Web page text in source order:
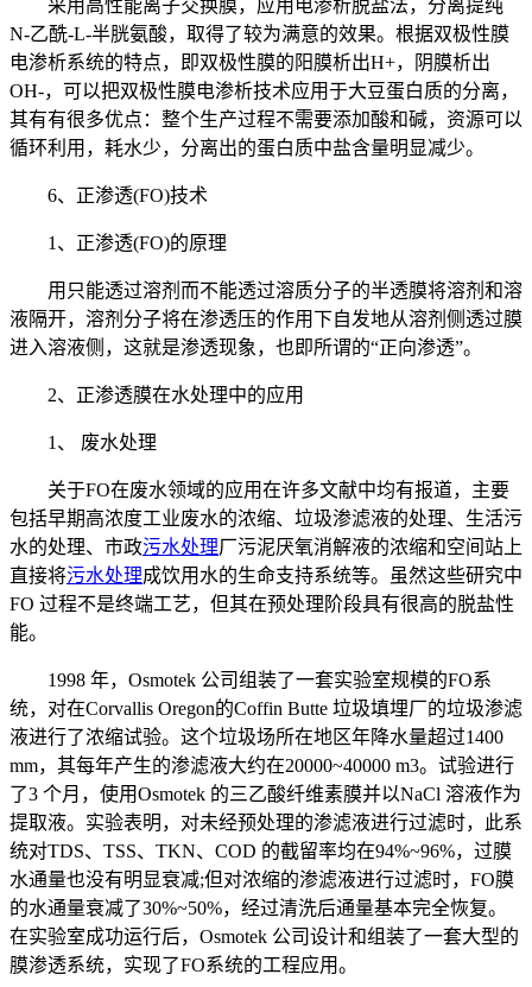
采用高性能离子交换膜，应用电渗析脱盐法，分离提纯
N-乙酰-L-半胱氨酸，取得了较为满意的效果。根据双极性膜
电渗析系统的特点，即双极性膜的阳膜析出H+，阴膜析出
OH-，可以把双极性膜电渗析技术应用于大豆蛋白质的分离，
其有有很多优点：整个生产过程不需要添加酸和碱，资源可以
循环利用，耗水少，分离出的蛋白质中盐含量明显减少。
6、正渗透(FO)技术
1、正渗透(FO)的原理
用只能透过溶剂而不能透过溶质分子的半透膜将溶剂和溶
液隔开，溶剂分子将在渗透压的作用下自发地从溶剂侧透过膜
进入溶液侧，这就是渗透现象，也即所谓的“正向渗透”。
2、正渗透膜在水处理中的应用
1、 废水处理
关于FO在废水领域的应用在许多文献中均有报道，主要
包括早期高浓度工业废水的浓缩、垃圾渗滤液的处理、生活污
水的处理、市政污水处理厂污泥厌氧消解液的浓缩和空间站上
直接将污水处理成饮用水的生命支持系统等。虽然这些研究中
FO 过程不是终端工艺，但其在预处理阶段具有很高的脱盐性
能。
1998 年，Osmotek 公司组装了一套实验室规模的FO系
统，对在Corvallis Oregon的Coffin Butte 垃圾填埋厂的垃圾渗滤
液进行了浓缩试验。这个垃圾场所在地区年降水量超过1400
mm，其每年产生的渗滤液大约在20000~40000 m3。试验进行
了3 个月，使用Osmotek 的三乙酸纤维素膜并以NaCl 溶液作为
提取液。实验表明，对未经预处理的渗滤液进行过滤时，此系
统对TDS、TSS、TKN、COD 的截留率均在94%~96%，过膜
水通量也没有明显衰减;但对浓缩的渗滤液进行过滤时，FO膜
的水通量衰减了30%~50%，经过清洗后通量基本完全恢复。
在实验室成功运行后，Osmotek 公司设计和组装了一套大型的
膜渗透系统，实现了FO系统的工程应用。